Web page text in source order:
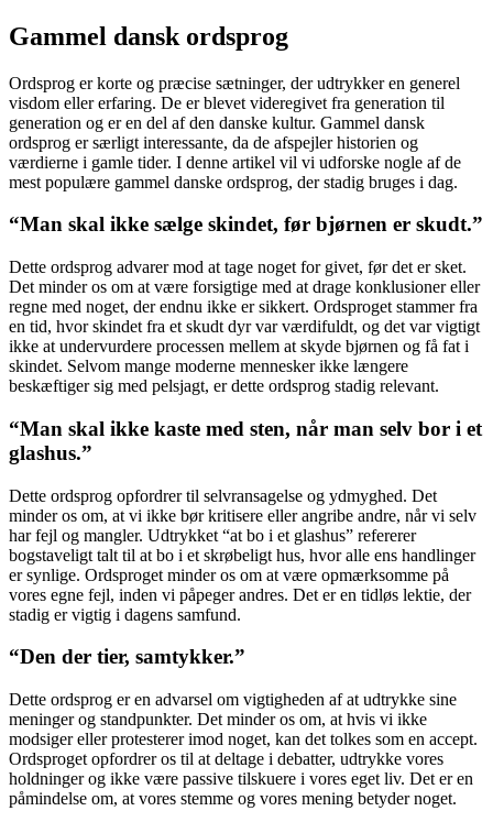
Gammel dansk ordsprog
Ordsprog er korte og præcise sætninger, der udtrykker en generel
visdom eller erfaring. De er blevet videregivet fra generation til
generation og er en del af den danske kultur. Gammel dansk
ordsprog er særligt interessante, da de afspejler historien og
værdierne i gamle tider. I denne artikel vil vi udforske nogle af de
mest populære gammel danske ordsprog, der stadig bruges i dag.
“Man skal ikke sælge skindet, før bjørnen er skudt.”
Dette ordsprog advarer mod at tage noget for givet, før det er sket.
Det minder os om at være forsigtige med at drage konklusioner eller
regne med noget, der endnu ikke er sikkert. Ordsproget stammer fra
en tid, hvor skindet fra et skudt dyr var værdifuldt, og det var vigtigt
ikke at undervurdere processen mellem at skyde bjørnen og få fat i
skindet. Selvom mange moderne mennesker ikke længere
beskæftiger sig med pelsjagt, er dette ordsprog stadig relevant.
“Man skal ikke kaste med sten, når man selv bor i et
glashus.”
Dette ordsprog opfordrer til selvransagelse og ydmyghed. Det
minder os om, at vi ikke bør kritisere eller angribe andre, når vi selv
har fejl og mangler. Udtrykket “at bo i et glashus” refererer
bogstaveligt talt til at bo i et skrøbeligt hus, hvor alle ens handlinger
er synlige. Ordsproget minder os om at være opmærksomme på
vores egne fejl, inden vi påpeger andres. Det er en tidløs lektie, der
stadig er vigtig i dagens samfund.
“Den der tier, samtykker.”
Dette ordsprog er en advarsel om vigtigheden af at udtrykke sine
meninger og standpunkter. Det minder os om, at hvis vi ikke
modsiger eller protesterer imod noget, kan det tolkes som en accept.
Ordsproget opfordrer os til at deltage i debatter, udtrykke vores
holdninger og ikke være passive tilskuere i vores eget liv. Det er en
påmindelse om, at vores stemme og vores mening betyder noget.